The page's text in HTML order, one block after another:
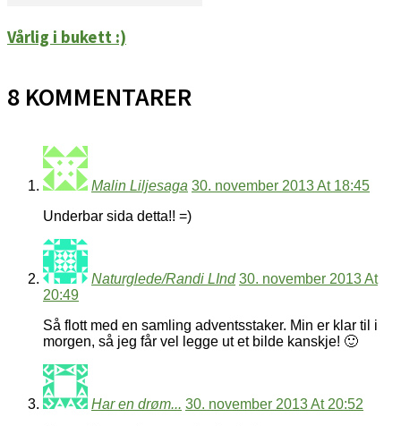
Vårlig i bukett :)
8 KOMMENTARER
Malin Liljesaga 30. november 2013 At 18:45
Underbar sida detta!! =)
Naturglede/Randi LInd 30. november 2013 At
20:49
Så flott med en samling adventsstaker. Min er klar til i
morgen, så jeg får vel legge ut et bilde kanskje! 🙂
Har en drøm... 30. november 2013 At 20:52